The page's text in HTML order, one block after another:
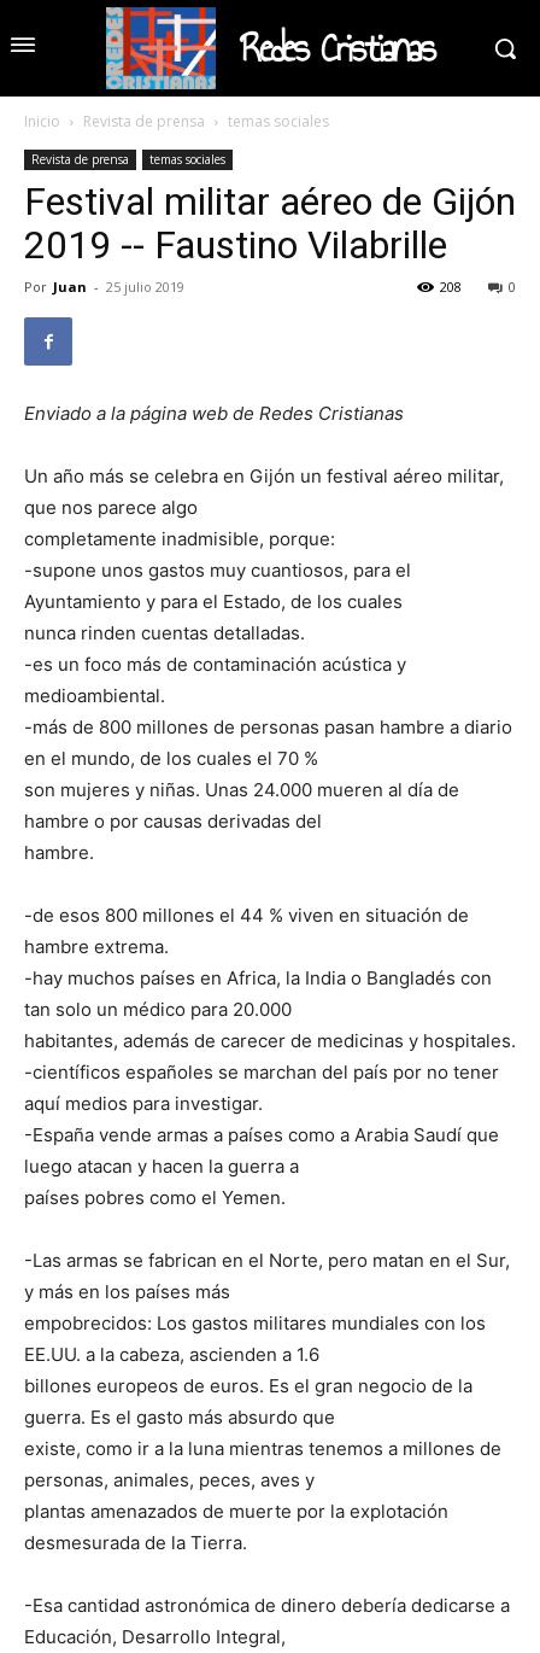
Redes Cristianas
Inicio Revista de prensa temas sociales
Revista de prensa temas sociales
Festival militar aéreo de Gijón
2019 -- Faustino Vilabrille
Por Juan - 25 julio 2019 0
208
Enviado a la página web de Redes Cristianas
Un año más se celebra en Gijón un festival aéreo militar,
que nos parece algo
completamente inadmisible, porque:
-supone unos gastos muy cuantiosos, para el
Ayuntamiento y para el Estado, de los cuales
nunca rinden cuentas detalladas.
-es un foco más de contaminación acústica y
medioambiental.
-más de 800 millones de personas pasan hambre a diario
en el mundo, de los cuales el 70 %
son mujeres y niñas. Unas 24.000 mueren al día de
hambre o por causas derivadas del
hambre.
-de esos 800 millones el 44 % viven en situación de
hambre extrema.
-hay muchos países en Africa, la India o Bangladés con
tan solo un médico para 20.000
habitantes, además de carecer de medicinas y hospitales.
-científicos españoles se marchan del país por no tener
aquí medios para investigar.
-España vende armas a países como a Arabia Saudí que
luego atacan y hacen la guerra a
países pobres como el Yemen.
-Las armas se fabrican en el Norte, pero matan en el Sur,
y más en los países más
empobrecidos: Los gastos militares mundiales con los
EE.UU. a la cabeza, ascienden a 1.6
billones europeos de euros. Es el gran negocio de la
guerra. Es el gasto más absurdo que
existe, como ir a la luna mientras tenemos a millones de
personas, animales, peces, aves y
plantas amenazados de muerte por la explotación
desmesurada de la Tierra.
-Esa cantidad astronómica de dinero debería dedicarse a
Educación, Desarrollo Integral,